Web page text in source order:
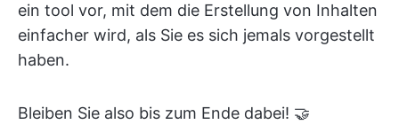
ein tool vor, mit dem die Erstellung von Inhalten
einfacher wird, als Sie es sich jemals vorgestellt
haben.
Bleiben Sie also bis zum Ende dabei! 🤝